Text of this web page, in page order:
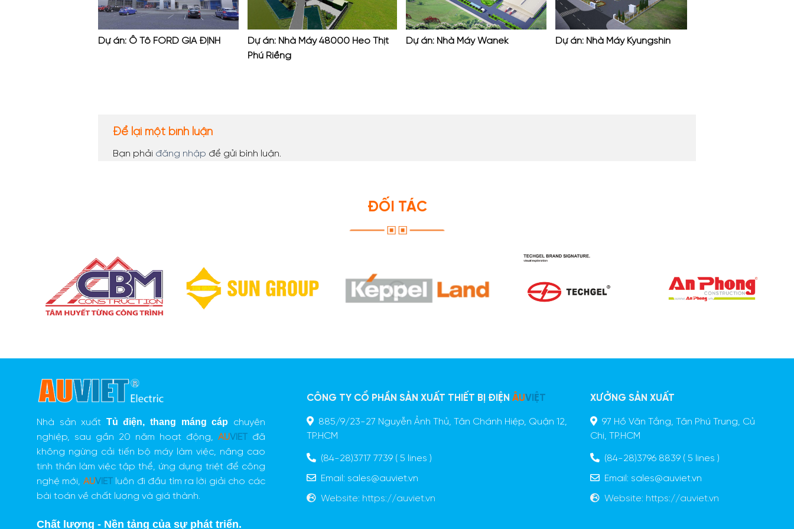
Dự án: Ô Tô FORD GIA ĐỊNH
Dự án: Nhà Máy 48000 Heo Thịt
Phú Riềng
Dự án: Nhà Máy Wanek Dự án: Nhà Máy Kyungshin
Để lại một bình luận
Bạn phải đăng nhập để gửi bình luận.
ĐỐI TÁC
Nhà sản xuất Tủ điện, thang máng cáp chuyên
nghiệp, sau gần 20 năm hoạt động, AUVIETđã
không ngừng cải tiến bộ máy làm việc, nâng cao
tinh thần làm việc tập thể, ứng dụng triệt để công
nghệ mới, AUVIETluôn đi đầu tìm ra lời giải cho các
bài toán về chất lượng và giá thành.
Chất lượng - Nền tảng của sự phát triển.
CÔNG TY CỔ PHẦN SẢN XUẤT THIẾT BỊ ĐIỆN ÂUVIỆT
885/9/23-27 Nguyễn Ảnh Thủ, Tân Chánh Hiệp, Quận 12,
TP.HCM
(84-28)3717 7739( 5 lines )
Email: sales@auviet.vn
Website: https://auviet.vn
XƯỞNG SẢN XUẤT
97 Hồ Văn Tắng, Tân Phú Trung, Củ
Chi, TP.HCM
(84-28)3796 8839 ( 5 lines )
Email: sales@auviet.vn
Website: https://auviet.vn